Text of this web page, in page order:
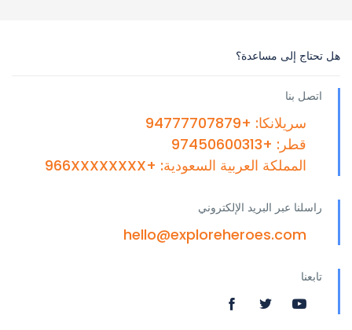
هل تحتاج إلى مساعدة؟
اتصل بنا
سريلانكا: +94777707879
قطر: +97450600313
المملكة العربية السعودية: +966XXXXXXXX
راسلنا عبر البريد الإلكتروني
hello@exploreheroes.com
تابعنا